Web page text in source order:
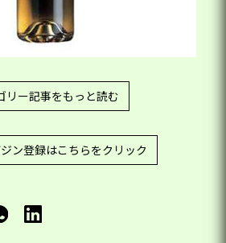
リー記事をもっと読む
ン登録はこちらをクリック